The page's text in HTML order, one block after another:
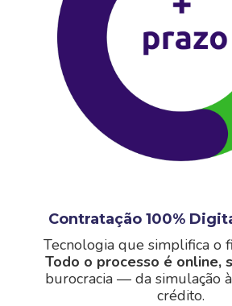
Contratação 100%
Tecnologia que simplifica o
Todo o processo é online,
burocracia — da simulação
crédito.